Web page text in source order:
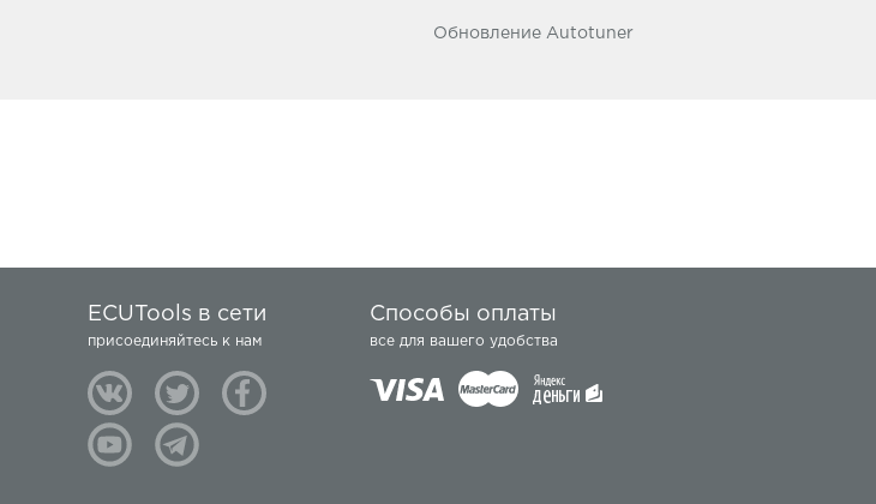
Обновление Autotuner
ECUTools в сети
присоединяйтесь к нам
Способы оплаты
все для вашего удобства